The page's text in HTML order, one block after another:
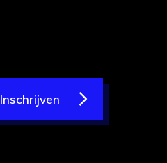
Inschrijven